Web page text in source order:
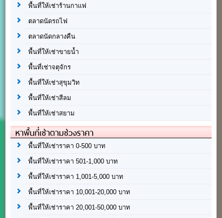
พื้นที่ให้เช่าร้านกาแฟ
ตลาดนัดรถไฟ
ตลาดนัดกลางคืน
พื้นที่ให้เช่าขายน้ำ
พื้นที่เช่าจตุจักร
พื้นที่ให้เช่าสุขุมวิท
พื้นที่ให้เช่าสีลม
พื้นที่ให้เช่าสยาม
หาพื้นที่เช่าตามช่วงราคา
พื้นที่ให้เช่าราคา 0-500 บาท
พื้นที่ให้เช่าราคา 501-1,000 บาท
พื้นที่ให้เช่าราคา 1,001-5,000 บาท
พื้นที่ให้เช่าราคา 10,001-20,000 บาท
พื้นที่ให้เช่าราคา 20,001-50,000 บาท